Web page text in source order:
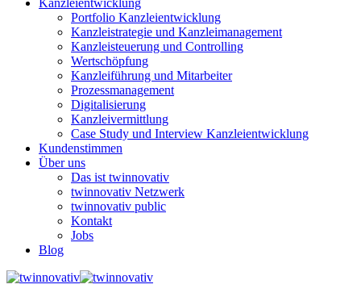
Kanzleientwicklung
Portfolio Kanzleientwicklung
Kanzleistrategie und Kanzleimanagement
Kanzleisteuerung und Controlling
Wertschöpfung
Kanzleiführung und Mitarbeiter
Prozessmanagement
Digitalisierung
Kanzleivermittlung
Case Study und Interview Kanzleientwicklung
Kundenstimmen
Über uns
Das ist twinnovativ
twinnovativ Netzwerk
twinnovativ public
Kontakt
Jobs
Blog